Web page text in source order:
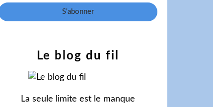
Le blog du fil
La seule limite est le manque